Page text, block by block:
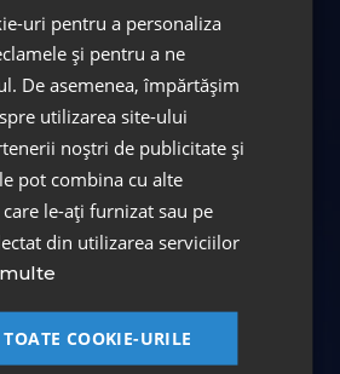
la copii
zâmbetul copilului tău, este
o rutină de îngrijire orală de
Odată cu apariția primilor
începi periajul de două ori
seara. Folosește o periuță
vârstei copilului, și o
cu un bob de orez).
uri pentru a personaliza
și pentru a ne
De asemenea, împărtășim
utilizarea site-ului
noștri de publicitate și
pot combina cu alte
le-ați furnizat sau pe
din utilizarea serviciilor
TOATE COOKIE-URILE